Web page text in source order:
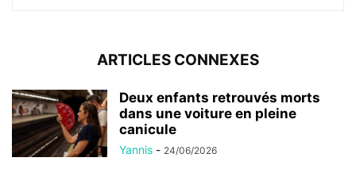
ARTICLES CONNEXES
Deux enfants retrouvés morts
dans une voiture en pleine
canicule
Yannis - 24/06/2026